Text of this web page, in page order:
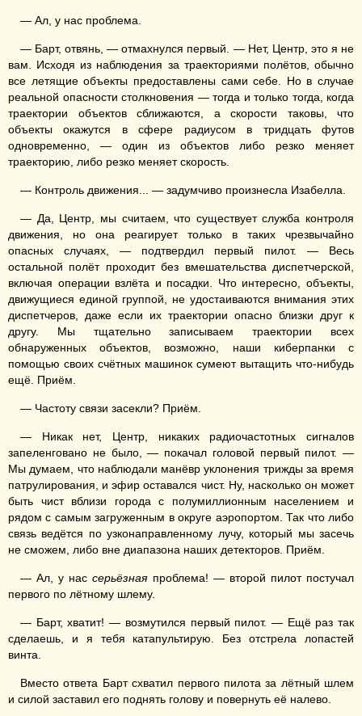
— Ал, у нас проблема.
— Барт, отвянь, — отмахнулся первый. — Нет, Центр, это я не
вам. Исходя из наблюдения за траекториями полётов, обычно
все летящие объекты предоставлены сами себе. Но в случае
реальной опасности столкновения — тогда и только тогда, когда
траектории объектов сближаются, а скорости таковы, что
объекты окажутся в сфере радиусом в тридцать футов
одновременно, — один из объектов либо резко меняет
траекторию, либо резко меняет скорость.
— Контроль движения... — задумчиво произнесла Изабелла.
— Да, Центр, мы считаем, что существует служба контроля
движения, но она реагирует только в таких чрезвычайно
опасных случаях, — подтвердил первый пилот. — Весь
остальной полёт проходит без вмешательства диспетчерской,
включая операции взлёта и посадки. Что интересно, объекты,
движущиеся единой группой, не удостаиваются внимания этих
диспетчеров, даже если их траектории опасно близки друг к
другу. Мы тщательно записываем траектории всех
обнаруженных объектов, возможно, наши киберпанки с
помощью своих счётных машинок сумеют вытащить что-нибудь
ещё. Приём.
— Частоту связи засекли? Приём.
— Никак нет, Центр, никаких радиочастотных сигналов
запеленговано не было, — покачал головой первый пилот. —
Мы думаем, что наблюдали манёвр уклонения трижды за время
патрулирования, и эфир оставался чист. Ну, насколько он может
быть чист вблизи города с полумиллионным населением и
рядом с самым загруженным в округе аэропортом. Так что либо
связь ведётся по узконаправленному лучу, который мы засечь
не сможем, либо вне диапазона наших детекторов. Приём.
— Ал, у нассерьёзнаяпроблема! — второй пилот постучал
первого по лётному шлему.
— Барт, хватит! — возмутился первый пилот. — Ещё раз так
сделаешь, и я тебя катапультирую. Без отстрела лопастей
винта.
Вместо ответа Барт схватил первого пилота за лётный шлем
и силой заставил его поднять голову и повернуть её налево.